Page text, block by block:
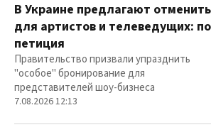
В Украине предлагают
для артистов и телеведущих:
петиция
Правительство призвали упразднить
"особое" бронирование для
представителей шоу-бизнеса
7.08.2026 12:13